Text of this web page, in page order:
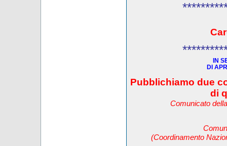
IN
DI
Pubblichiamo due
di
Comunicato
(Coordinamento